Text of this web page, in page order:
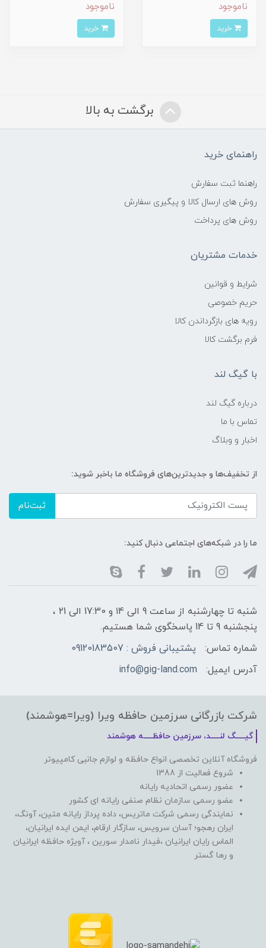
ناموجود ناموجود
برگشت به بالا
راهنمای خرید
راهنما ثبت سفارش
روش های ارسال کالا و پیگیری سفارش
روش های پرداخت
خدمات مشتریان
شرایط و قوانین
حریم خصوصی
رویه های بازگرداندن کالا
فرم برگشت کالا
با گیگ لند
درباره گیگ لند
تماس با ما
اخبار و وبلاگ
از تخفیف‌ها و جدیدترین‌های فروشگاه ما باخبر شوید:
ثبت‌نام
ما را در شبکه‌های اجتماعی دنبال کنید:
شنبه تا چهارشنبه از ساعت 9 الی ۱4 و 17:30 الی ۲1 ،
پنجشنبه 9 تا 14 پاسخگوی شما هستیم.
شماره تماس:
پشتیبانی فروش : 09120183507
آدرس ایمیل:
info@gig-land.com
شرکت بازرگانی سرزمین حافظه ویرا (ویرا=هوشمند)
گیـــــگ لنـــــد، سرزمین حافظـــــه هوشمند
فروشگاه آنلاین تخصصی انواع حافظه و لوازم جانبی کامپیوتر
شروع فعالیت از 1388
عضور رسمی اتحادیه رایانه
عضو رسمی سازمان نظام صنفی رایانه ای کشور
نمایندگی رسمی شرکت ماتریس، داده پرداز رایانه متین، آونگ،
ایران رهجو؛ آسان سرویس، سازگار ارقام، ایمن ایده ایرانیان،
الماس رایان ایرانیان ،فیدار نامدار سورین ، آویژه حافظه ایرانیان
و رها گستر